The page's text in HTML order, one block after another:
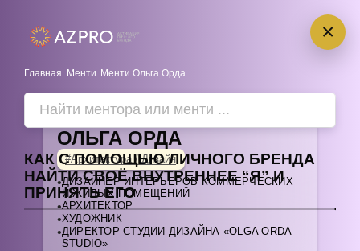
Главная Менти Менти Ольга Орда
КАК С ПОМОЩЬЮ ЛИЧНОГО БРЕНДА
НАЙТИ СВОЁ ВНУТРЕННЕЕ “Я” И
ПРИНЯТЬ ЕГО
ОЛЬГА ОРДА
#Архитектура / Дизайн
•ДИЗАЙНЕР ИНТЕРЬЕРОВ КОММЕРЧЕСКИХ
И ЖИЛЫХ ПОМЕЩЕНИЙ
•АРХИТЕКТОР
•ХУДОЖНИК
•ДИРЕКТОР СТУДИИ ДИЗАЙНА «OLGA ORDA
STUDIO»
×